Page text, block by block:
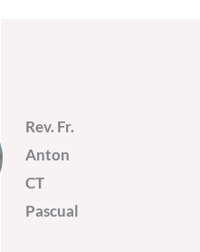
Rev. Fr.
Anton
CT
Pascual